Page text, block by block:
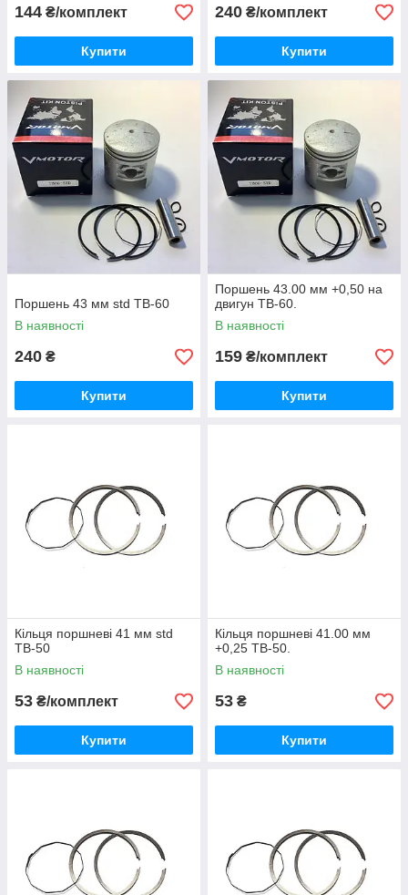
144 ₴/комплект
Купити
240 ₴/комплект
Купити
Поршень 43 мм std TB-60
В наявності
240 ₴
Купити
Поршень 43.00 мм +0,50 на
двигун TB-60.
В наявності
159 ₴/комплект
Купити
Кільця поршневі 41 мм std
TB-50
В наявності
53 ₴/комплект
Купити
Кільця поршневі 41.00 мм
+0,25 TB-50.
В наявності
53 ₴
Купити